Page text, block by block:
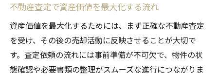
岡崎市の賢い不動産査定活用術を徹底解説
不動産査定で岡崎市の市場を読み解くコツ
岡崎市で不動産査定を賢く使う方法とは
不動産査定で資産価値を最大化する流れ
資産価値を最大化するためには、まず正確な不動産査定
を受け、その後の売却活動に反映させることが大切で
す。査定依頼の流れには事前準備が不可欠で、物件の状
態確認や必要書類の整理がスムーズな進行につながりま